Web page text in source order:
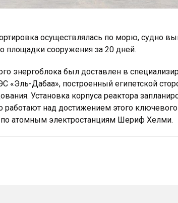
осуществлялась по морю, судно
площадки сооружения за 20 дней.
энергоблока был доставлен в
«Эль-Дабаа», построенный египетской
Установка корпуса реактора
над достижением этого ключевого
по атомным электростанциям Шериф Хелми.